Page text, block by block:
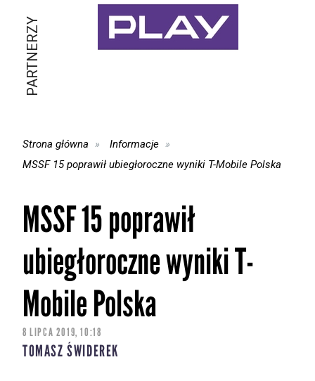
PARTNERZY
Strona główna
Informacje
MSSF 15 poprawił ubiegłoroczne wyniki T-Mobile Polska
MSSF 15 poprawił
ubiegłoroczne wyniki T-
Mobile Polska
8 LIPCA 2019, 10:18
TOMASZ ŚWIDEREK